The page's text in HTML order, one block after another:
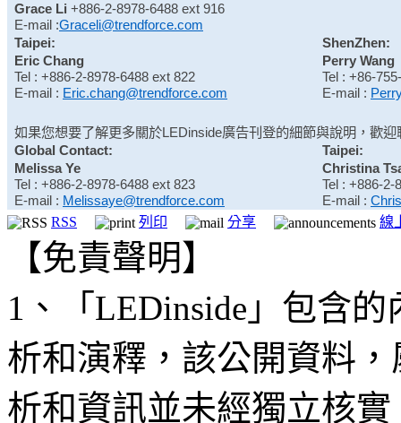
Grace Li +886-2-8978-6488 ext 916
E-mail :Graceli@trendforce.com
Taipei:
ShenZhen:
Eric Chang
Tel : +886-2-8978-6488 ext 822
E-mail : Eric.chang@trendforce.com
Perry Wang
Tel : +86-
E-mail :
如果您想要了解更多關於LEDinside廣告刊登的細節與說明，歡迎
Global Contact:
Taipei:
Melissa Ye
Tel : +886-2-8978-6488 ext 823
E-mail : Melissaye@trendforce.com
Christina
Tel : +886-2-
E-mail :
RSS
列印 分享 線
【免責聲明】
1、「LEDinside」包含
析和演釋，該公開資料
析和資訊並未經獨立核